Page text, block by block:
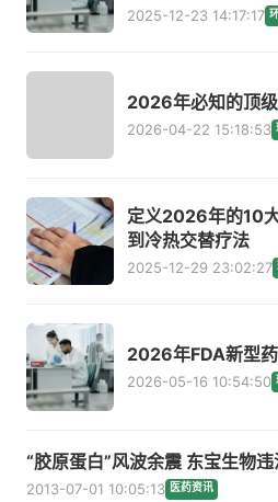
2025-12-23 14:17:17
2026年必知的顶
2026-04-22 15:18:53
定义2026年的10
到冷热交替疗法
2025-12-29 23:02:27
2026年FDA新型
2026-05-16 10:54:50
“胶原蛋白”风波余震 东宝生物
2013-07-01 10:05:13 医药资讯